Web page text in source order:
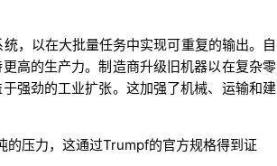
，以在大批量任务中实现可重复的输出。自
高的生产力。制造商升级旧机器以在复杂零
强劲的工业扩张。这加强了机械、运输和建
压力，这通过Trumpf的官方规格得到证